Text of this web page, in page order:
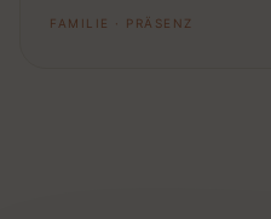
FAMILIE · PRÄSENZ